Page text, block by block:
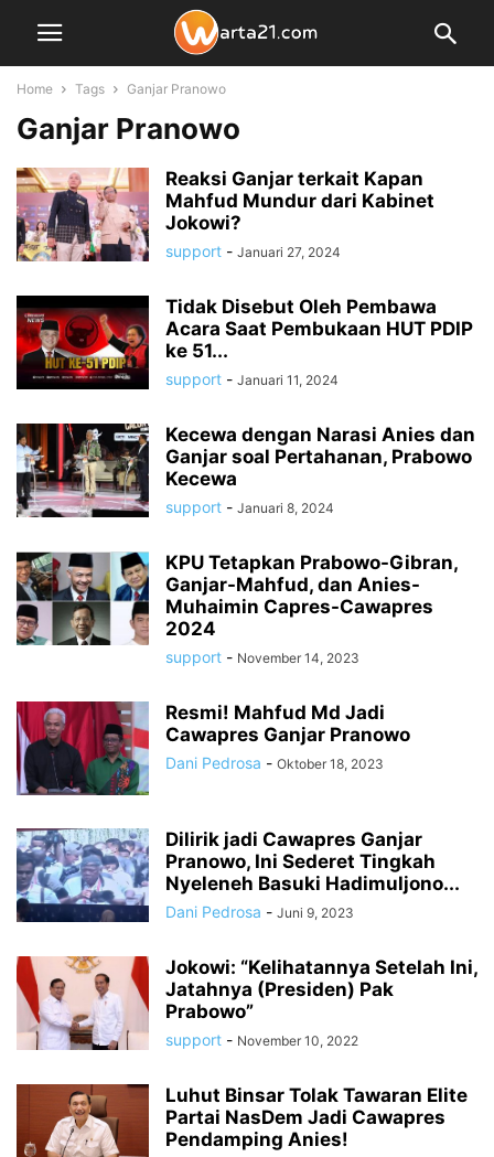
Home Tags Ganjar Pranowo
Ganjar Pranowo
Reaksi Ganjar terkait Kapan
Mahfud Mundur dari Kabinet
Jokowi?
support - Januari 27, 2024
Tidak Disebut Oleh Pembawa
Acara Saat Pembukaan HUT PDIP
ke 51...
support - Januari 11, 2024
Kecewa dengan Narasi Anies dan
Ganjar soal Pertahanan, Prabowo
Kecewa
support - Januari 8, 2024
KPU Tetapkan Prabowo-Gibran,
Ganjar-Mahfud, dan Anies-
Muhaimin Capres-Cawapres
2024
support - November 14, 2023
Resmi! Mahfud Md Jadi
Cawapres Ganjar Pranowo
Dani Pedrosa - Oktober 18, 2023
Dilirik jadi Cawapres Ganjar
Pranowo, Ini Sederet Tingkah
Nyeleneh Basuki Hadimuljono...
Dani Pedrosa - Juni 9, 2023
Jokowi: “Kelihatannya Setelah Ini,
Jatahnya (Presiden) Pak
Prabowo”
support - November 10, 2022
Luhut Binsar Tolak Tawaran Elite
Partai NasDem Jadi Cawapres
Pendamping Anies!